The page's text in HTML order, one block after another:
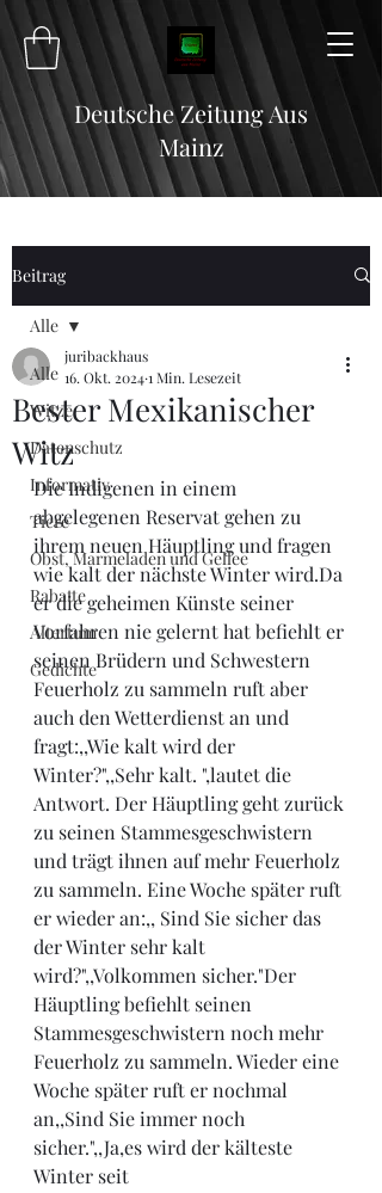
Deutsche Zeitung Aus
Mainz
Beitrag
Alle
Witze
Datenschutz
Informativ
Tiere
Obst, Marmeladen und Gellee
Rabatte
Altertum
Gedichte
Alle
Bester Mexikanischer
Witz
juribackhaus
16. Okt. 20241 Min. Lesezeit
Die Indigenen in einem
abgelegenen Reservat gehen zu
ihrem neuen Häuptling und fragen
wie kalt der nächste Winter wird.Da
er die geheimen Künste seiner
Vorfahren nie gelernt hat befiehlt er
seinen Brüdern und Schwestern
Feuerholz zu sammeln ruft aber
auch den Wetterdienst an und
fragt:,,Wie kalt wird der
Winter?",,Sehr kalt. ",lautet die
Antwort. Der Häuptling geht zurück
zu seinen Stammesgeschwistern
und trägt ihnen auf mehr Feuerholz
zu sammeln. Eine Woche später ruft
er wieder an:,, Sind Sie sicher das
der Winter sehr kalt
wird?",,Volkommen sicher."Der
Häuptling befiehlt seinen
Stammesgeschwistern noch mehr
Feuerholz zu sammeln. Wieder eine
Woche später ruft er nochmal
an,,Sind Sie immer noch
sicher.",,Ja,es wird der kälteste
Winter seit